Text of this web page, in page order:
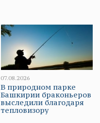
07.08.2026
В природном парке
Башкирии браконьеров
выследили благодаря
тепловизору